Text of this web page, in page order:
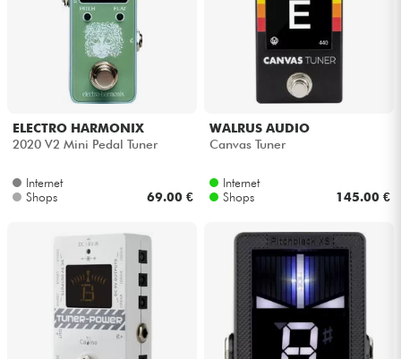
ELECTRO HARMONIX
2020 V2 Mini Pedal Tuner
Internet
Shops
69.00 €
WALRUS AUDIO
Canvas Tuner
Internet
Shops
145.00 €